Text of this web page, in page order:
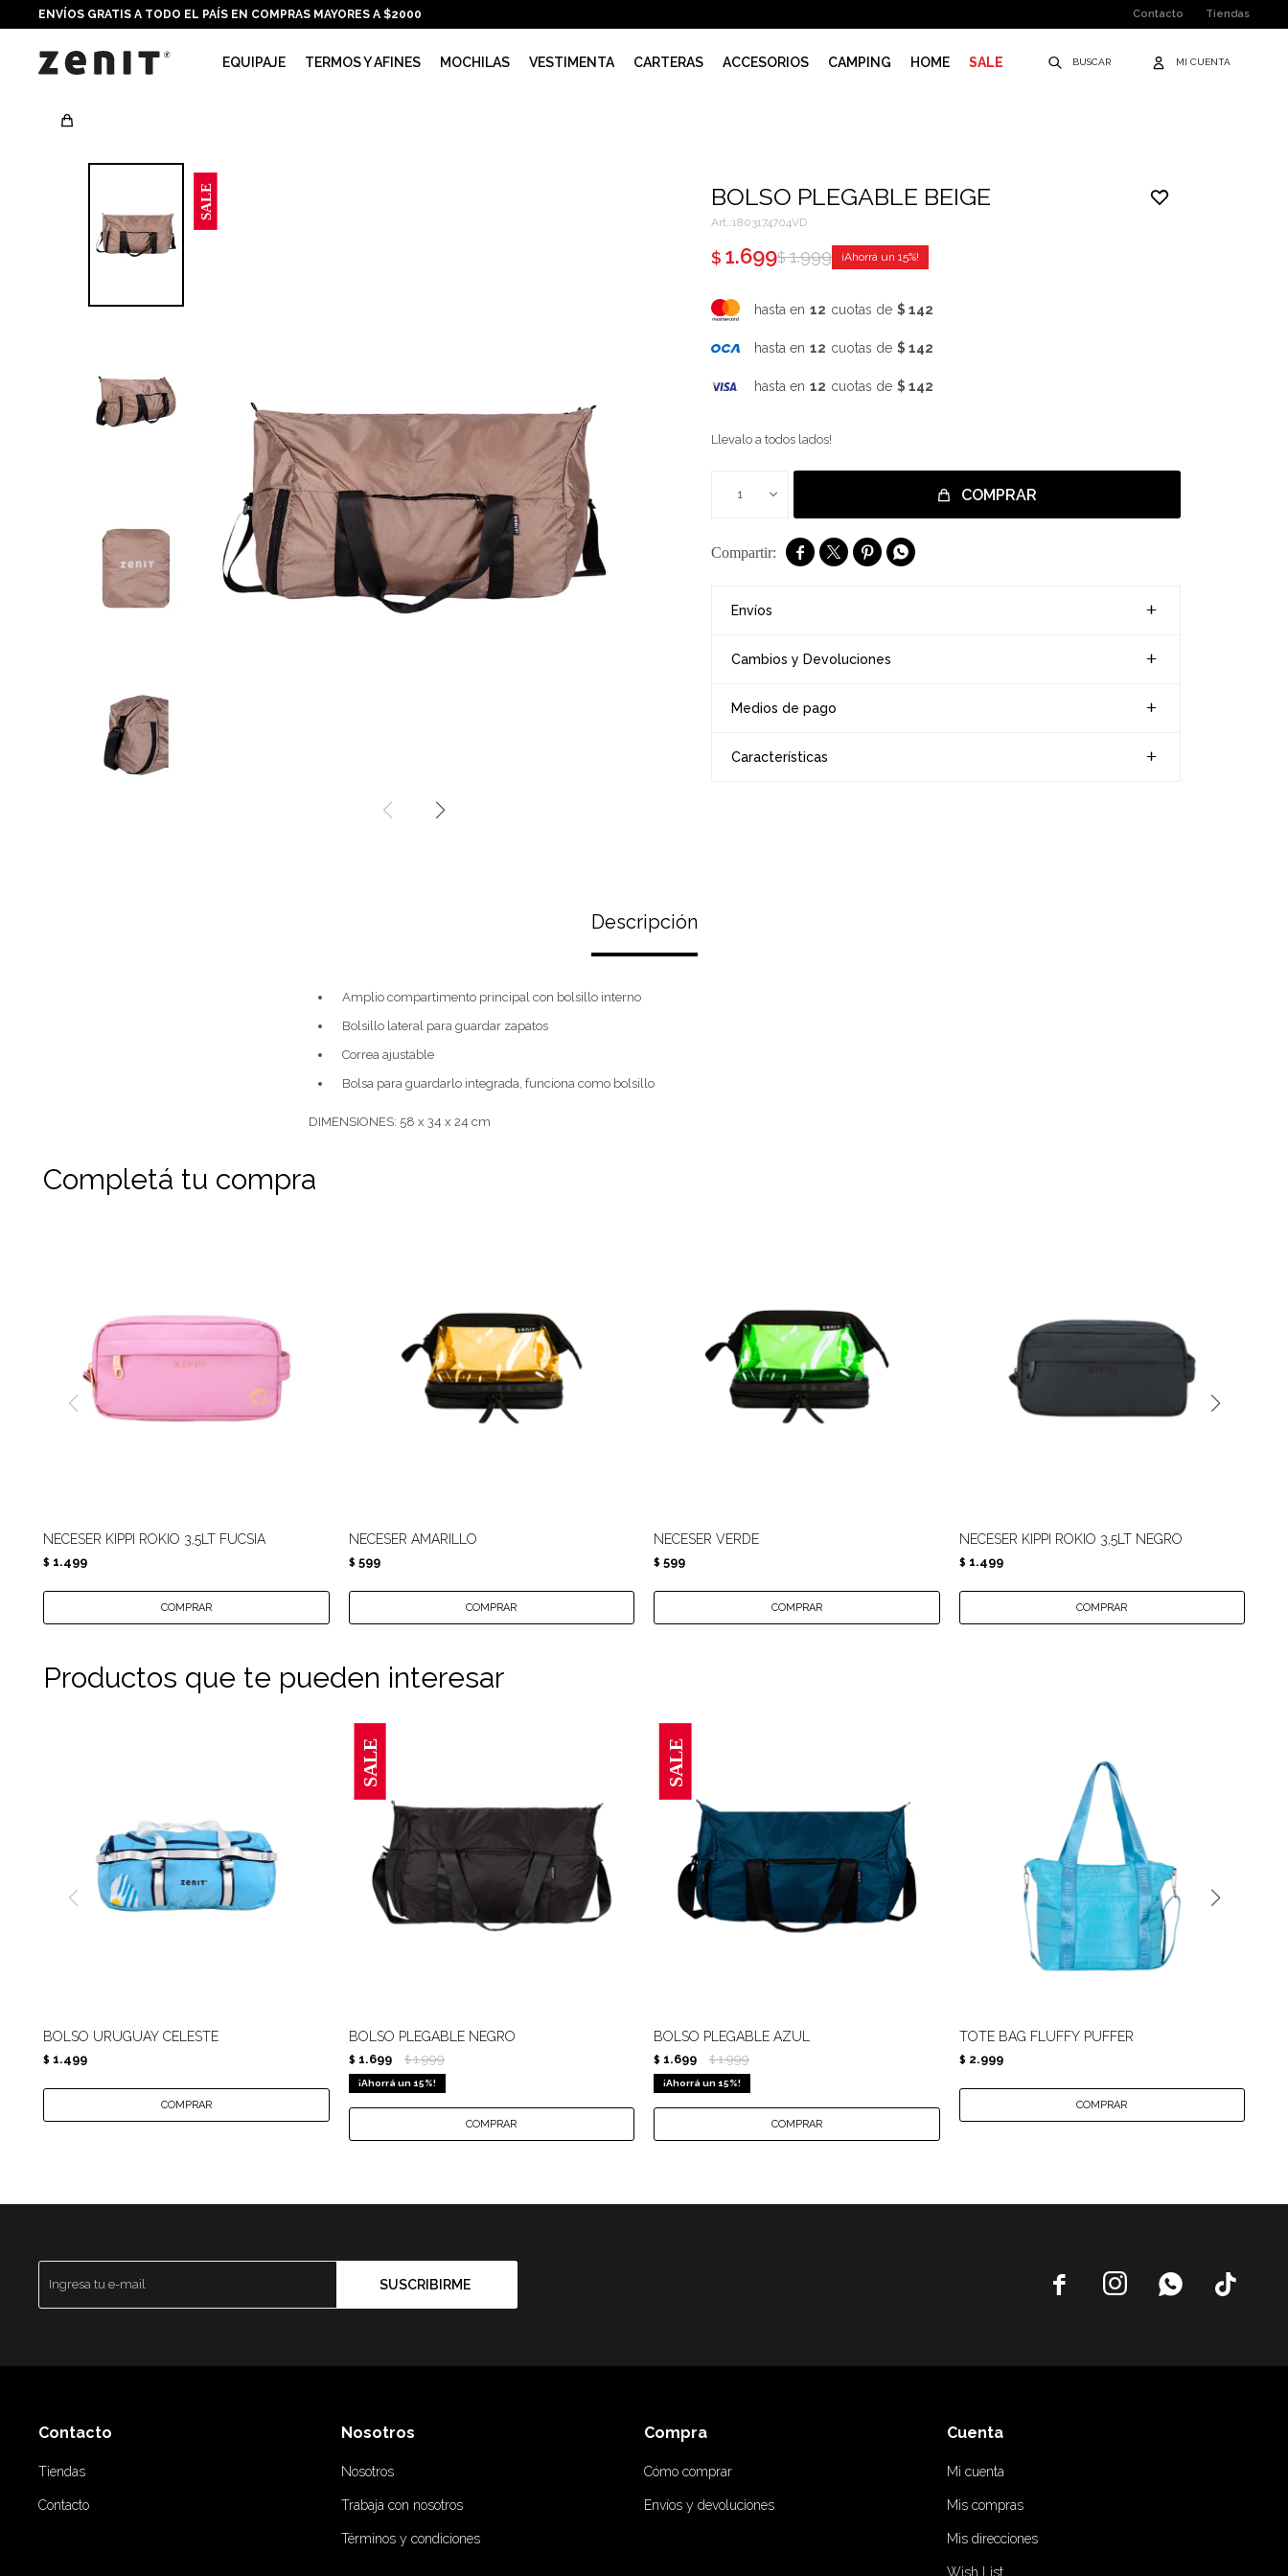
EQUIPAJE TERMOS Y AFINES MOCHILAS VESTIMENTA CARTERAS ACCESORIOS CAMPING HOME SALE
ENVÍOS GRATIS A TODO EL PAÍS EN COMPRAS MAYORES A $2000 Contacto Tiendas
BOLSO PLEGABLE BEIGE
1803174704VD
$ 1.699$ 1.999 15
hasta en 12 cuotas de $ 142
hasta en 12 cuotas de $ 142
hasta en 12 cuotas de $ 142
Llevalo a todos lados!
1 COMPRAR
   
Envíos
Cambios y Devoluciones
Medios de pago
Características
Descripción
Amplio compartimento principal con bolsillo interno
Bolsillo lateral para guardar zapatos
Correa ajustable
Bolsa para guardarlo integrada, funciona como bolsillo
DIMENSIONES: 58 x 34 x 24 cm
Completá tu compra
NECESER KIPPI ROKIO 3,5LT FUCSIA
$ 1.499
NECESER AMARILLO
$ 599
NECESER VERDE
$ 599
NECESER KIPPI ROKIO 3,5LT NEGRO
$ 1.499
Productos que te pueden interesar
BOLSO URUGUAY CELESTE
$ 1.499
BOLSO PLEGABLE NEGRO
$ 1.699 $ 1.999
15
BOLSO PLEGABLE AZUL
$ 1.699 $ 1.999
15
TOTE BAG FLUFFY PUFFER
$ 2.999
SUSCRIBIRME    
Contacto
Tiendas
Contacto
Nosotros
Nosotros
Trabaja con nosotros
Términos y condiciones
Compra
Cómo comprar
Envíos y devoluciones
Cuenta
Mi cuenta
Mis compras
Mis direcciones
Wish List